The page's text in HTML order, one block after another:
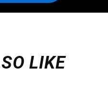
LIKE